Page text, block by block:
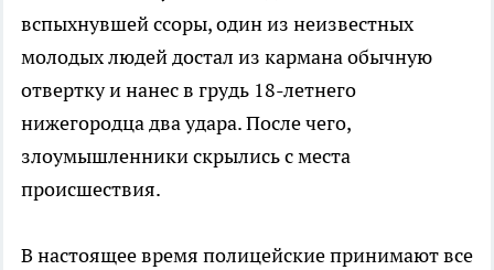
вспыхнувшей ссоры, один из неизвестных
молодых людей достал из кармана обычную
отвертку и нанес в грудь 18-летнего
нижегородца два удара. После чего,
злоумышленники скрылись с места
происшествия.
В настоящее время полицейские принимают все